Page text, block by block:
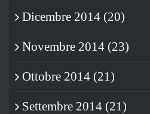
Dicembre 2014 (20)
Novembre 2014 (23)
Ottobre 2014 (21)
Settembre 2014 (21)